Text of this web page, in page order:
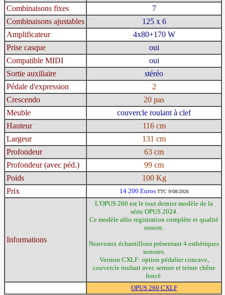
Combinaisons fixes
7
Combinaisons ajustables
125 x 6
Amplificateur
4x80+170 W
Prise casque
oui
Compatible MIDI
oui
Sortie auxiliaire
stéréo
Pédale d'expression
2
Crescendo
20 pas
Meuble
couvercle roulant à clef
Hauteur
116 cm
Largeur
131 cm
Profondeur
63 cm
Profondeur (avec péd.)
99 cm
Poids
100 Kg
Prix
14 200 Euros TTC 9/08/2026
Informations
L'OPUS 260 est le tout dernier modèle de la
série OPUS 2024.
Ce modèle allie registration complète et qualité
sonore.
Nouveaux échantillons présentant 4 esthétiques
sonores.
Version CXLF: option pédalier concave,
couvercle roulant avec serrure et teinte chêne
foncé.
OPUS 260 CXLF